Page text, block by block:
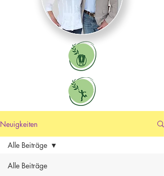
Neuigkeiten
Alle Beiträge
Alle Beiträge